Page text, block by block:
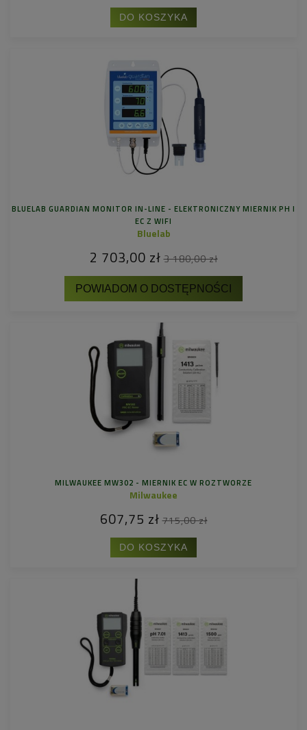
DO KOSZYKA
BLUELAB GUARDIAN MONITOR IN-LINE - ELEKTRONICZNY MIERNIK PH I
EC Z WIFI
Bluelab
2 703,00 zł 3 180,00 zł
POWIADOM O DOSTĘPNOŚCI
MILWAUKEE MW302 - MIERNIK EC W ROZTWORZE
Milwaukee
607,75 zł 715,00 zł
DO KOSZYKA